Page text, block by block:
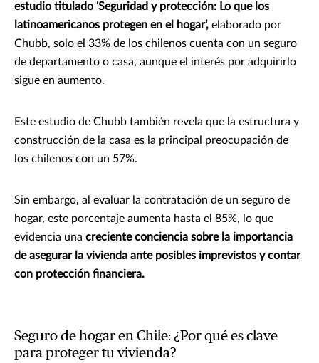
estudio titulado ‘Seguridad y protección: Lo que los
latinoamericanos protegen en el hogar’, elaborado por
Chubb, solo el 33% de los chilenos cuenta con un seguro
de departamento o casa, aunque el interés por adquirirlo
sigue en aumento.
Este estudio de Chubb también revela que la estructura y
construcción de la casa es la principal preocupación de
los chilenos con un 57%.
Sin embargo, al evaluar la contratación de un seguro de
hogar, este porcentaje aumenta hasta el 85%, lo que
evidencia una creciente conciencia sobre la importancia
de asegurar la vivienda ante posibles imprevistos y contar
con protección financiera.
Seguro de hogar en Chile: ¿Por qué es clave
para proteger tu vivienda?